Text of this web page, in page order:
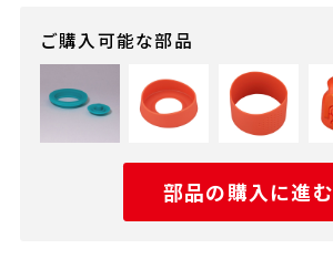
ご購入可能な部品
部品の購入に進む